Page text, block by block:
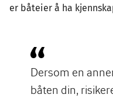
er båteier å ha
Dersom en
båten din,